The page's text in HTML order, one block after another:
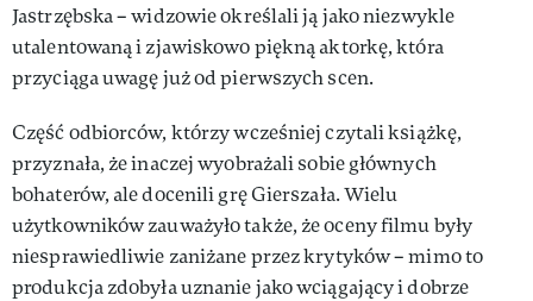
Jastrzębska – widzowie określali ją jako niezwykle
utalentowaną i zjawiskowo piękną aktorkę, która
przyciąga uwagę już od pierwszych scen.
Część odbiorców, którzy wcześniej czytali książkę,
przyznała, że inaczej wyobrażali sobie głównych
bohaterów, ale docenili grę Gierszała. Wielu
użytkowników zauważyło także, że oceny filmu były
niesprawiedliwie zaniżane przez krytyków – mimo to
produkcja zdobyła uznanie jako wciągający i dobrze